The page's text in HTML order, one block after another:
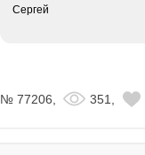
Сергей
№ 77206, 351,